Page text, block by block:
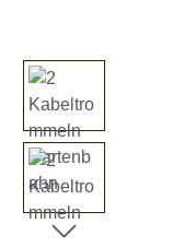
Bildergalerie